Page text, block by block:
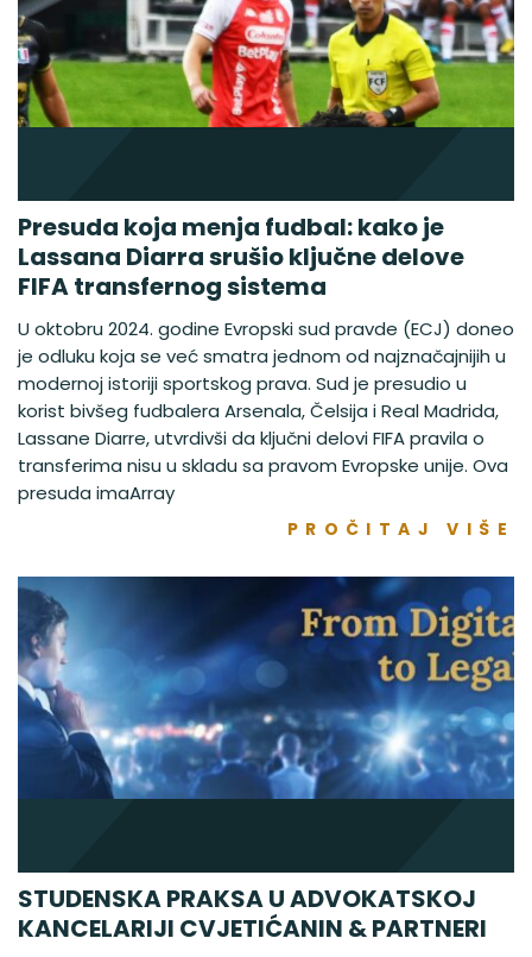
Presuda koja menja fudbal: kako je
Lassana Diarra srušio ključne delove
FIFA transfernog sistema
U oktobru 2024. godine Evropski sud pravde (ECJ) doneo
je odluku koja se već smatra jednom od najznačajnijih u
modernoj istoriji sportskog prava. Sud je presudio u
korist bivšeg fudbalera Arsenala, Čelsija i Real Madrida,
Lassane Diarre, utvrdivši da ključni delovi FIFA pravila o
transferima nisu u skladu sa pravom Evropske unije. Ova
presuda imaArray
PROČITAJ VIŠE
STUDENSKA PRAKSA U ADVOKATSKOJ
KANCELARIJI CVJETIĆANIN & PARTNERI